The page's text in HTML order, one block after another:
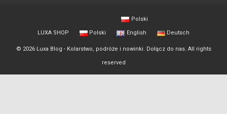
LUXA SHOP
Polski
Polski English Deutsch
© 2026 Luxa Blog - Kolarstwo, podróże i nowinki. Dołącz do nas. All rights
reserved